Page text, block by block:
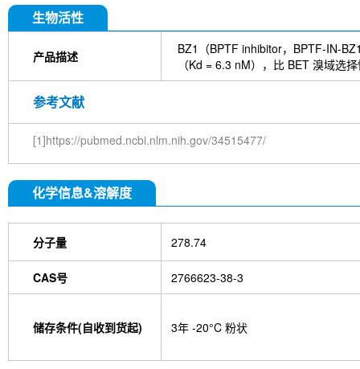
Farrerol
Chlorogenic Acid
2,2,2-Tribromoethanol
Hydroxytyrosol
D-(+)-Trehalose
Hyaluronic acid (Hyaluronan)
GSK805
Pamrevlumab (anti-CTGF)
Vimentin Antibody
(Rabbit mAb) [B17N21]
Fetuin, Fetal Bovine
i-Inositol
Molsidomine Methylmalonate
N-Acetylneuraminic acid
Madecassoside
β-
Verbenalin
Acetylglucosamine
(-)-Glucose
Itaconic acid Hypromellose
EGCG Octaacetate
BOS-318 IM-54
C381
isotype control-InVivo
Antibody (Rabbit mAb) [M19D5]
SP1 Antibody
NK1.1 Antibody [PK136]
(+)-Cellobiose
Lipocalin-2 / NGAL Antibody
hydrochloride
ATP5A1 Rabbit Recombinant
生物活性
产品描述
BZ1（BPTF inhibitor，BPTF-IN-
（Kd = 6.3 nM），比 BET 溴域选
参考文献
[1]https://pubmed.ncbi.nlm.nih.gov/34515477/
化学信息&溶解度
分子量 278.74
CAS号 2766623-38-3
储存条件(自收到货起) 3年 -20°C 粉状